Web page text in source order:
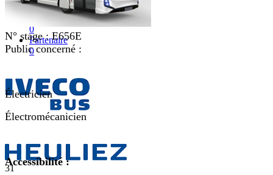
0
Mon plan de formation
0
Partenaire
0
31
N° stage :E656E
Public concerné :
Électricien
Électromécanicien
Accessibilité :